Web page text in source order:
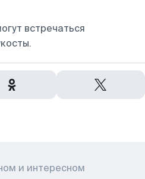
встречаться
и интересном